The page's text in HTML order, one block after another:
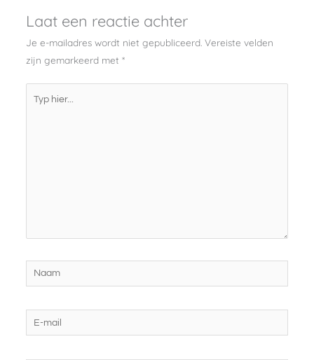
Laat een reactie achter
Je e-mailadres wordt niet gepubliceerd. Vereiste velden
zijn gemarkeerd met *
Naam
mail